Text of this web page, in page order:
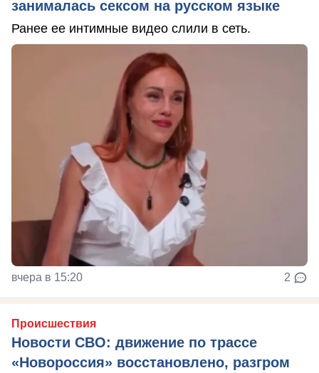
занималась сексом на русском языке
Ранее ее интимные видео слили в сеть.
вчера в 15:20 2
Происшествия
Новости СВО: движение по трассе
«Новороссия» восстановлено, разгром